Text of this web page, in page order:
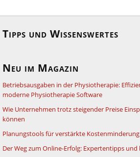
Tipps und Wissenswertes
Neu im Magazin
Betriebsausgaben in der Physiotherapie:
moderne Physiotherapie Software
Wie Unternehmen trotz steigender Preise
können
Planungstools für verstärkte Kostenminderung
Der Weg zum Online-Erfolg: Expertentipps